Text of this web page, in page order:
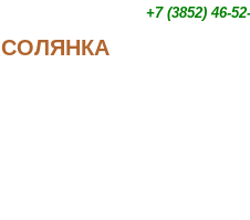
СОЛЯНКА
+7 (3852) 46-